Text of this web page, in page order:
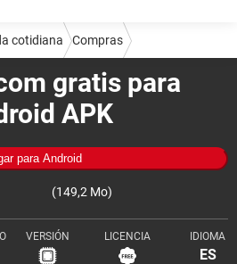
gratis para
APK
para Android
(149,2 Mo)
VERSIÓN LICENCIA IDIOMA
ES
cotidiana Compras